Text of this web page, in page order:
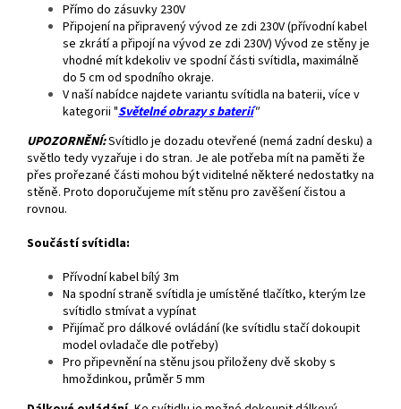
Přímo do zásuvky 230V
Připojení na připravený vývod ze zdi 230V (přívodní kabel
se zkrátí a připojí na vývod ze zdi 230V) Vývod ze stěny je
vhodné mít kdekoliv ve spodní části svítidla, maximálně
do 5 cm od spodního okraje.
V naší nabídce najdete variantu svítidla na baterii, více v
kategorii "Světelné obrazy s baterií"
UPOZORNĚNÍ:Svítidlo je dozadu otevřené (nemá zadní desku) a
světlo tedy vyzařuje i do stran. Je ale potřeba mít na paměti že
přes prořezané části mohou být viditelné některé nedostatky na
stěně. Proto doporučujeme mít stěnu pro zavěšení čistou a
rovnou.
Součástí svítidla:
Přívodní kabel bílý 3m
Na spodní straně svítidla je umístěné tlačítko, kterým lze
svítidlo stmívat a vypínat
Přijímač pro dálkové ovládání (ke svítidlu stačí dokoupit
model ovladače dle potřeby)
Pro připevnění na stěnu jsou přiloženy dvě skoby s
hmoždinkou, průměr 5 mm